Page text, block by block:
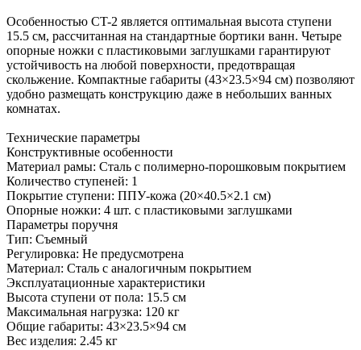
Особенностью CT-2 является оптимальная высота ступени
15.5 см, рассчитанная на стандартные бортики ванн. Четыре
опорные ножки с пластиковыми заглушками гарантируют
устойчивость на любой поверхности, предотвращая
скольжение. Компактные габариты (43×23.5×94 см) позволяют
удобно размещать конструкцию даже в небольших ванных
комнатах.
Технические параметры
Конструктивные особенности
Материал рамы: Сталь с полимерно-порошковым покрытием
Количество ступеней: 1
Покрытие ступени: ППУ-кожа (20×40.5×2.1 см)
Опорные ножки: 4 шт. с пластиковыми заглушками
Параметры поручня
Тип: Съемный
Регулировка: Не предусмотрена
Материал: Сталь с аналогичным покрытием
Эксплуатационные характеристики
Высота ступени от пола: 15.5 см
Максимальная нагрузка: 120 кг
Общие габариты: 43×23.5×94 см
Вес изделия: 2.45 кг